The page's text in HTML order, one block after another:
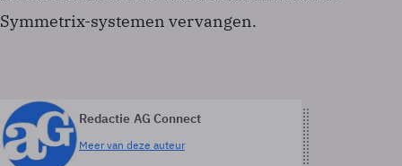
Symmetrix-systemen vervangen.
Redactie AG Connect
Meer van deze auteur